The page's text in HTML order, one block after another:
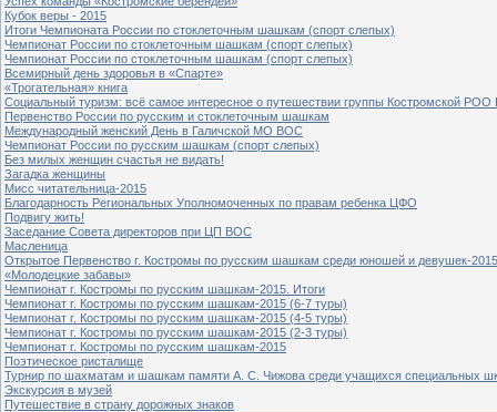
Кубок веры - 2015
Итоги Чемпионата России по стоклеточным шашкам (спорт слепых)
Чемпионат России по стоклеточным шашкам (спорт слепых)
Чемпионат России по стоклеточным шашкам (спорт слепых)
Всемирный день здоровья в «Спарте»
«Трогательная» книга
Социальный туризм: всё самое интересное о путешествии группы Костромской
Первенство России по русским и стоклеточным шашкам
Международный женский День в Галичской МО ВОС
Чемпионат России по русским шашкам (спорт слепых)
Без милых женщин счастья не видать!
Загадка женщины
Мисс читательница-2015
Благодарность Региональных Уполномоченных по правам ребенка ЦФО
Подвигу жить!
Заседание Совета директоров при ЦП ВОС
Масленица
Открытое Первенство г. Костромы по русским шашкам среди юношей и девушек-
«Молодецкие забавы»
Чемпионат г. Костромы по русским шашкам-2015. Итоги
Чемпионат г. Костромы по русским шашкам-2015 (6-7 туры)
Чемпионат г. Костромы по русским шашкам-2015 (4-5 туры)
Чемпионат г. Костромы по русским шашкам-2015 (2-3 туры)
Чемпионат г. Костромы по русским шашкам-2015
Поэтическое ристалище
Турнир по шахматам и шашкам памяти А. С. Чижова среди учащихся специальных
Экскурсия в музей
Путешествие в страну дорожных знаков